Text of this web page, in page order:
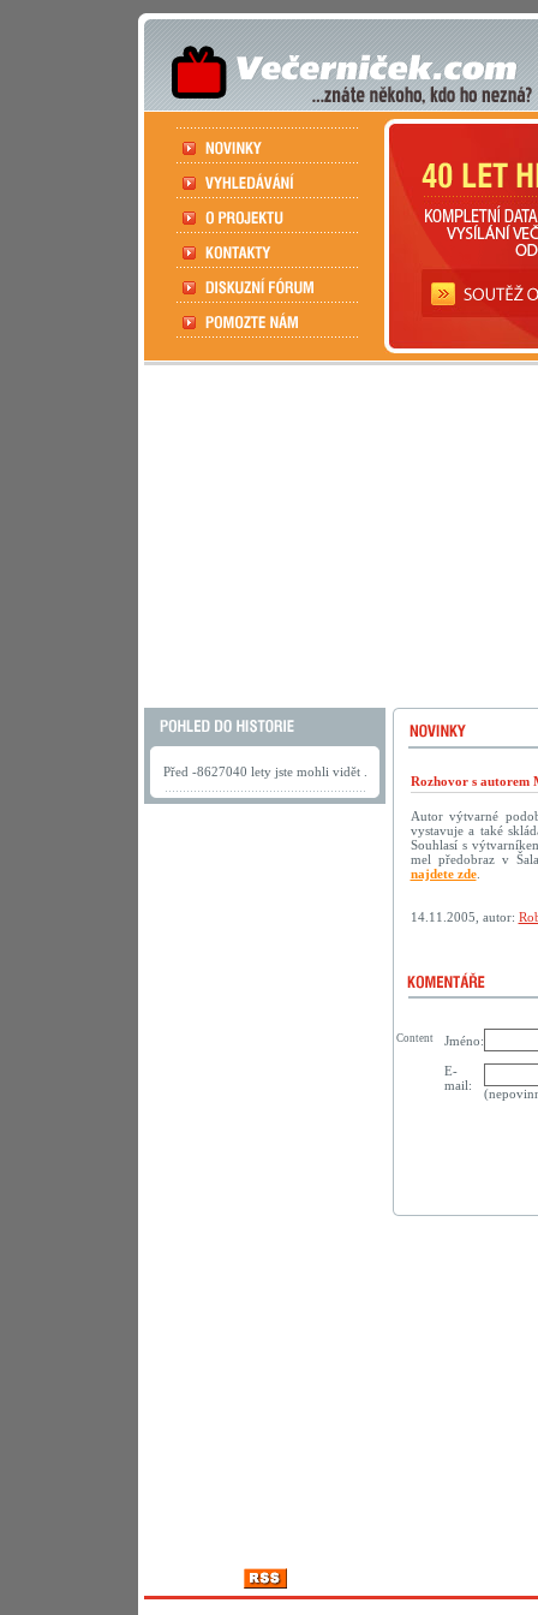
Před -8627040 lety jste mohli vidět .
Rozhovor s autorem
Autor výtvarné
vystavuje a také
Souhlasí s
mel předobraz v
najdete zde.
14.11.2005, autor:
Jméno:
E-
mail:
Content